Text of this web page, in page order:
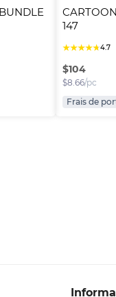
147
★★★★★4.7
$104
$8.66/pc
Frais de